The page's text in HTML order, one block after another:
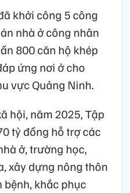
khởi công 5 công
nhà ở công nhân
800 căn hộ khép
ứng nơi ở cho
vực Quảng Ninh.
hội, năm 2025, Tập
tỷ đồng hỗ trợ các
ở, trường học,
xây dựng nông thôn
khắc phục